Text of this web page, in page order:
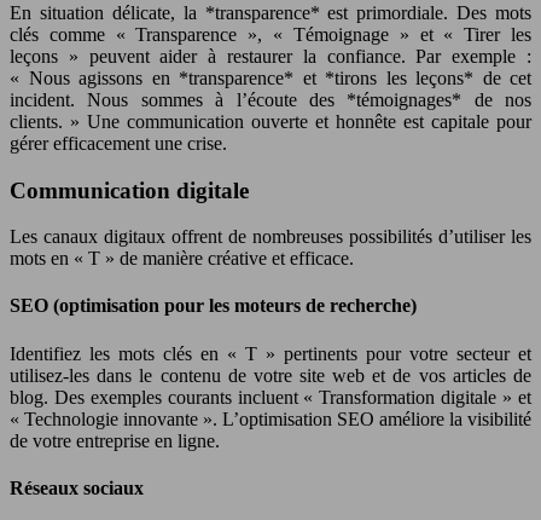
En situation délicate, la *transparence* est primordiale. Des mots
clés comme « Transparence », « Témoignage » et « Tirer les
leçons » peuvent aider à restaurer la confiance. Par exemple :
« Nous agissons en *transparence* et *tirons les leçons* de cet
incident. Nous sommes à l’écoute des *témoignages* de nos
clients. » Une communication ouverte et honnête est capitale pour
gérer efficacement une crise.
Communication digitale
Les canaux digitaux offrent de nombreuses possibilités d’utiliser les
mots en « T » de manière créative et efficace.
SEO (optimisation pour les moteurs de recherche)
Identifiez les mots clés en « T » pertinents pour votre secteur et
utilisez-les dans le contenu de votre site web et de vos articles de
blog. Des exemples courants incluent « Transformation digitale » et
« Technologie innovante ». L’optimisation SEO améliore la visibilité
de votre entreprise en ligne.
Réseaux sociaux